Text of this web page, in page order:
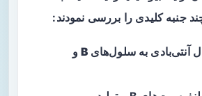
جنبه کلیدی را بررسی نمودند:
آنتی‌بادی بهسلول‌های B
و